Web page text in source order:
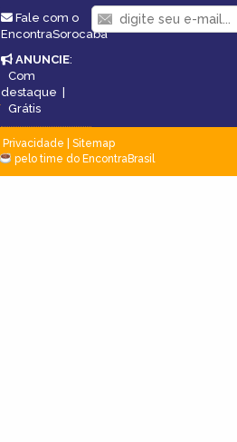
Fale com o
EncontraSorocaba
ANUNCIE:
Com
destaque |
Grátis
Privacidade
Sitemap
pelo time do EncontraBrasil